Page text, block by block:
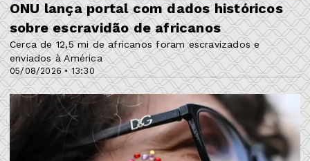
05/08/2026 • 13:30
ONU lança portal com dados históricos
sobre escravidão de africanos
Cerca de 12,5 mi de africanos foram escravizados e
enviados à América